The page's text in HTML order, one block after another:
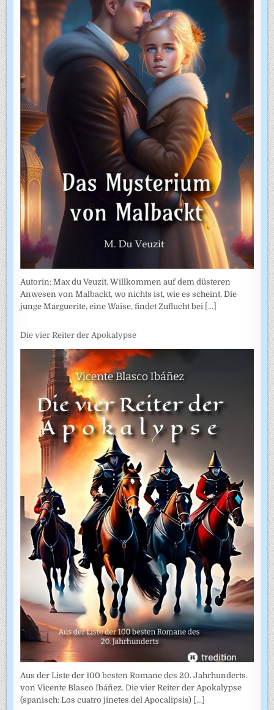
Autorin: Max du Veuzit. Willkommen auf dem düsteren
Anwesen von Malbackt, wo nichts ist, wie es scheint. Die
junge Marguerite, eine Waise, findet Zuflucht bei [...]
Die vier Reiter der Apokalypse
Aus der Liste der 100 besten Romane des 20. Jahrhunderts.
von Vicente Blasco Ibáñez. Die vier Reiter der Apokalypse
(spanisch: Los cuatro jinetes del Apocalipsis) [...]